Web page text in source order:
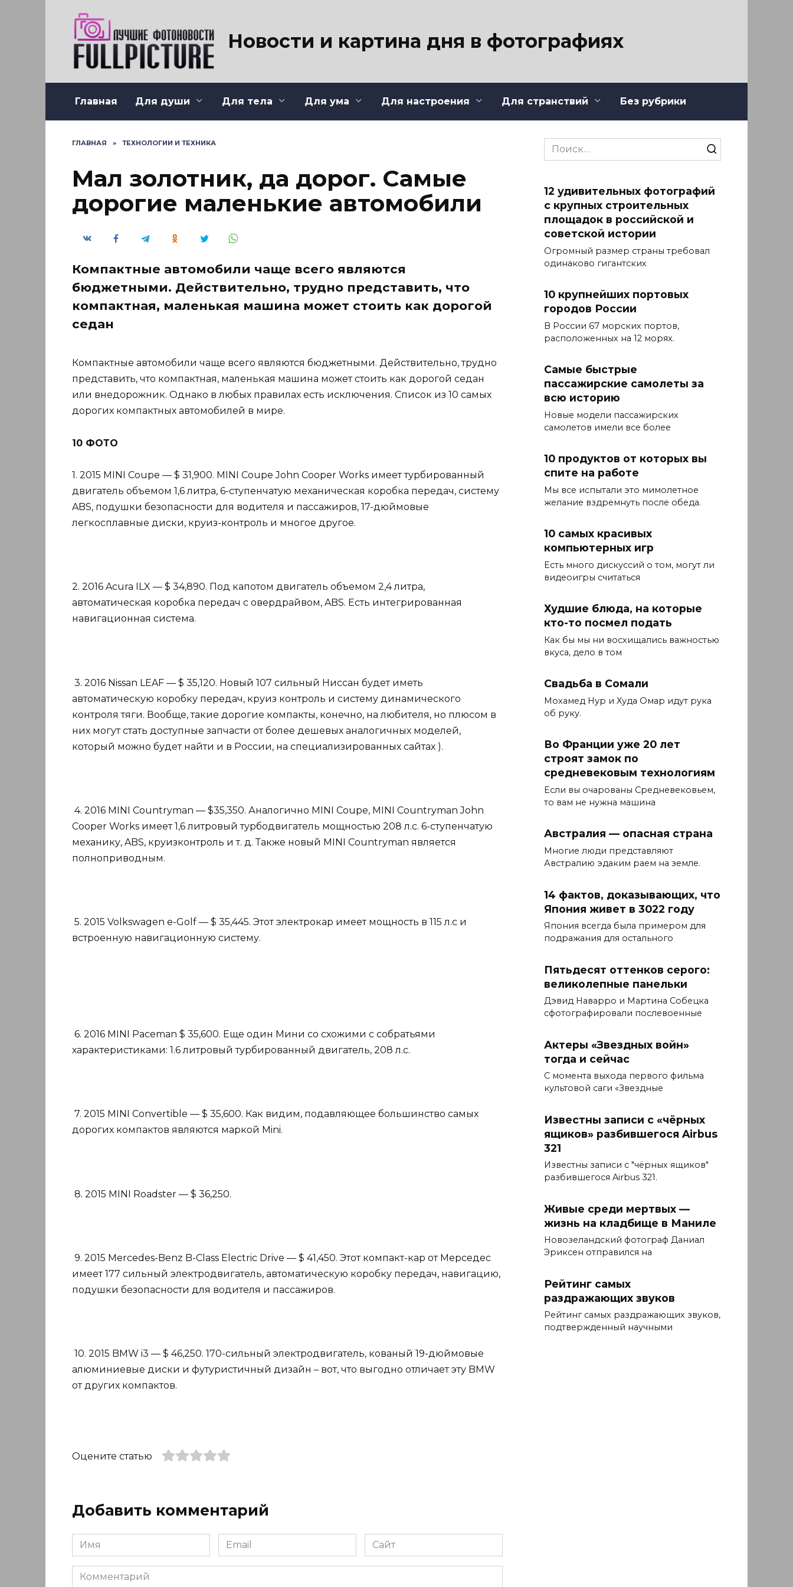
Новости и картина дня в фотографиях
Главная Для души Для тела Для ума Для настроения Для странствий Без рубрики
ГЛАВНАЯ » ТЕХНОЛОГИИ И ТЕХНИКА
Мал золотник, да дорог. Самые
дорогие маленькие автомобили
Компактные автомобили чаще всего являются
бюджетными. Действительно, трудно представить, что
компактная, маленькая машина может стоить как дорогой
седан
Компактные автомобили чаще всего являются бюджетными. Действительно, трудно
представить, что компактная, маленькая машина может стоить как дорогой седан
или внедорожник. Однако в любых правилах есть исключения. Список из 10 самых
дорогих компактных автомобилей в мире.
10 ФОТО
1. 2015 MINI Coupe — $ 31,900. MINI Coupe John Cooper Works имеет турбированный
двигатель объемом 1,6 литра, 6-ступенчатую механическая коробка передач, систему
ABS, подушки безопасности для водителя и пассажиров, 17-дюймовые
легкосплавные диски, круиз-контроль и многое другое.
2. 2016 Acura ILX — $ 34,890. Под капотом двигатель объемом 2,4 литра,
автоматическая коробка передач с овердрайвом, ABS. Есть интегрированная
навигационная система.
3. 2016 Nissan LEAF — $ 35,120. Новый 107 сильный Ниссан будет иметь
автоматическую коробку передач, круиз контроль и систему динамического
контроля тяги. Вообще, такие дорогие компакты, конечно, на любителя, но плюсом в
них могут стать доступные запчасти от более дешевых аналогичных моделей,
который можно будет найти и в России, на специализированных сайтах ).
4. 2016 MINI Countryman — $35,350. Аналогично MINI Coupe, MINI Countryman John
Cooper Works имеет 1,6 литровый турбодвигатель мощностью 208 л.с. 6-ступенчатую
механику, ABS, круизконтроль и т. д. Также новый MINI Countryman является
полноприводным.
5. 2015 Volkswagen e-Golf — $ 35,445. Этот электрокар имеет мощность в 115 л.с и
встроенную навигационную систему.
6. 2016 MINI Paceman $ 35,600. Еще один Мини со схожими с собратьями
характеристиками: 1.6 литровый турбированный двигатель, 208 л.с.
7. 2015 MINI Convertible — $ 35,600. Как видим, подавляющее большинство самых
дорогих компактов являются маркой Mini.
8. 2015 MINI Roadster — $ 36,250.
9. 2015 Mercedes-Benz B-Class Electric Drive — $ 41,450. Этот компакт-кар от Мерседес
имеет 177 сильный электродвигатель, автоматическую коробку передач, навигацию,
подушки безопасности для водителя и пассажиров.
10. 2015 BMW i3 — $ 46,250. 170-сильный электродвигатель, кованый 19-дюймовые
алюминиевые диски и футуристичный дизайн – вот, что выгодно отличает эту BMW
от других компактов.
Оцените статью
Добавить комментарий
Имя
*
Email
*
Сайт
Комментарий
Search
for:
12 удивительных фотографий
с крупных строительных
площадок в российской и
советской истории
Огромный размер страны требовал
одинаково гигантских
10 крупнейших портовых
городов России
В России 67 морских портов,
расположенных на 12 морях.
Самые быстрые
пассажирские самолеты за
всю историю
Новые модели пассажирских
самолетов имели все более
10 продуктов от которых вы
спите на работе
Мы все испытали это мимолетное
желание вздремнуть после обеда.
10 самых красивых
компьютерных игр
Есть много дискуссий о том, могут ли
видеоигры считаться
Худшие блюда, на которые
кто-то посмел подать
Как бы мы ни восхищались важностью
вкуса, дело в том
Свадьба в Сомали
Мохамед Нур и Худа Омар идут рука
об руку.
Во Франции уже 20 лет
строят замок по
средневековым технологиям
Если вы очарованы Средневековьем,
то вам не нужна машина
Австралия — опасная страна
Многие люди представляют
Австралию эдаким раем на земле.
14 фактов, доказывающих, что
Япония живет в 3022 году
Япония всегда была примером для
подражания для остального
Пятьдесят оттенков серого:
великолепные панельки
Дэвид Наварро и Мартина Собецка
сфотографировали послевоенные
Актеры «Звездных войн»
тогда и сейчас
С момента выхода первого фильма
культовой саги «Звездные
Известны записи с «чёрных
ящиков» разбившегося Airbus
321
Известны записи с "чёрных ящиков"
разбившегося Airbus 321.
Живые среди мертвых —
жизнь на кладбище в Маниле
Новозеландский фотограф Даниал
Эриксен отправился на
Рейтинг самых
раздражающих звуков
Рейтинг самых раздражающих звуков,
подтвержденный научными